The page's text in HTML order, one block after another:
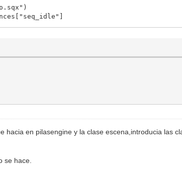
en pilasengine y la clase escena,introducia las
se hace.